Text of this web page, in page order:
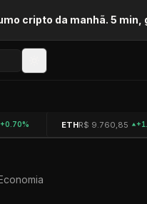
cripto da manhã. 5 min,
+0.70% ETHR$ 9.760,85